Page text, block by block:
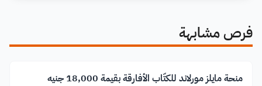
فرص مشابهة
منحة مايلز مورلاند للكتّاب الأفارقة بقيمة 18,000 جنيه